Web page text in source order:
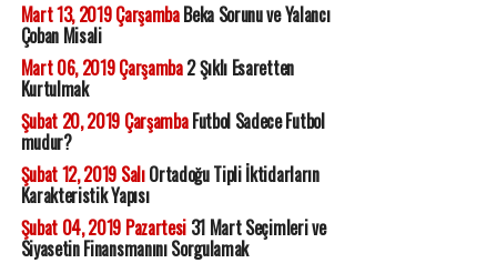
Mart 13, 2019 ÇarşambaBeka Sorunu ve Yalancı
Çoban Misali
Mart 06, 2019 Çarşamba2 Şıklı Esaretten
Kurtulmak
Şubat 20, 2019 ÇarşambaFutbol Sadece Futbol
mudur?
Şubat 12, 2019 SalıOrtadoğu Tipli İktidarların
Karakteristik Yapısı
Şubat 04, 2019 Pazartesi31 Mart Seçimleri ve
Siyasetin Finansmanını Sorgulamak